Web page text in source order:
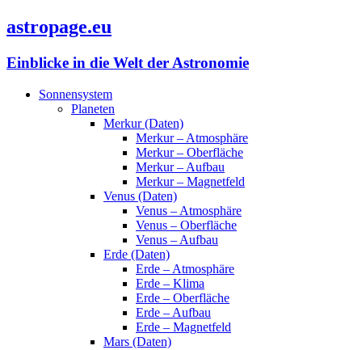
astropage.eu
Einblicke in die Welt der Astronomie
Sonnensystem
Planeten
Merkur (Daten)
Merkur – Atmosphäre
Merkur – Oberfläche
Merkur – Aufbau
Merkur – Magnetfeld
Venus (Daten)
Venus – Atmosphäre
Venus – Oberfläche
Venus – Aufbau
Erde (Daten)
Erde – Atmosphäre
Erde – Klima
Erde – Oberfläche
Erde – Aufbau
Erde – Magnetfeld
Mars (Daten)